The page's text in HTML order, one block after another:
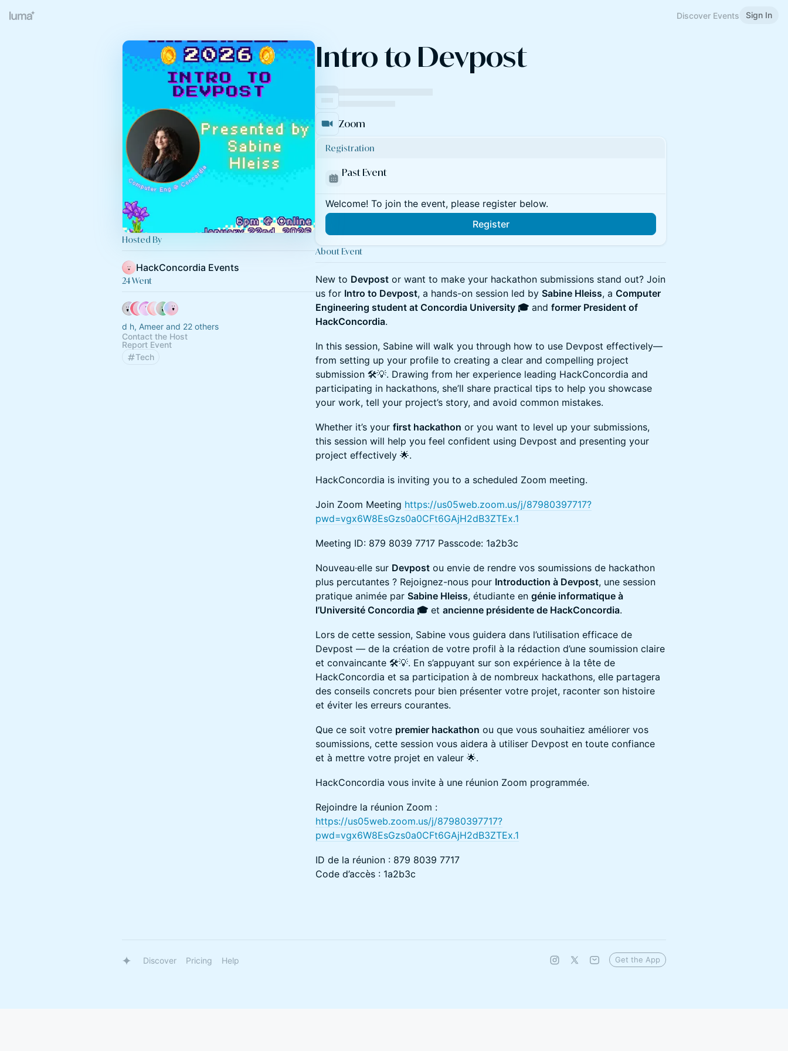
Discover Events Sign In
Hosted By
HackConcordia Events
24 Went
d h, Ameer and 22 others
Contact the Host
Report Event
Tech
Intro to Devpost
Zoom
Registration
Past Event
Welcome! To join the event, please register below.
Register
About Event
New to Devpost or want to make your hackathon submissions stand out? Join
us for Intro to Devpost, a hands-on session led by Sabine Hleiss, a Computer
Engineering student at Concordia University 🎓 and former President of
HackConcordia.
In this session, Sabine will walk you through how to use Devpost effectively—
from setting up your profile to creating a clear and compelling project
submission 🛠️💡. Drawing from her experience leading HackConcordia and
participating in hackathons, she’ll share practical tips to help you showcase
your work, tell your project’s story, and avoid common mistakes.
Whether it’s your first hackathon or you want to level up your submissions,
this session will help you feel confident using Devpost and presenting your
project effectively 🌟.
HackConcordia is inviting you to a scheduled Zoom meeting.
Join Zoom Meeting https://us05web.zoom.us/j/87980397717?
pwd=vgx6W8EsGzs0a0CFt6GAjH2dB3ZTEx.1
Meeting ID: 879 8039 7717 Passcode: 1a2b3c
Nouveau·elle sur Devpost ou envie de rendre vos soumissions de hackathon
plus percutantes ? Rejoignez-nous pour Introduction à Devpost, une session
pratique animée par Sabine Hleiss, étudiante en génie informatique à
l’Université Concordia 🎓 et ancienne présidente de HackConcordia.
Lors de cette session, Sabine vous guidera dans l’utilisation efficace de
Devpost — de la création de votre profil à la rédaction d’une soumission claire
et convaincante 🛠️💡. En s’appuyant sur son expérience à la tête de
HackConcordia et sa participation à de nombreux hackathons, elle partagera
des conseils concrets pour bien présenter votre projet, raconter son histoire
et éviter les erreurs courantes.
Que ce soit votre premier hackathon ou que vous souhaitiez améliorer vos
soumissions, cette session vous aidera à utiliser Devpost en toute confiance
et à mettre votre projet en valeur 🌟.
HackConcordia vous invite à une réunion Zoom programmée.
Rejoindre la réunion Zoom :
https://us05web.zoom.us/j/87980397717?
pwd=vgx6W8EsGzs0a0CFt6GAjH2dB3ZTEx.1
ID de la réunion : 879 8039 7717
Code d’accès : 1a2b3c
Discover Pricing Help Get the App